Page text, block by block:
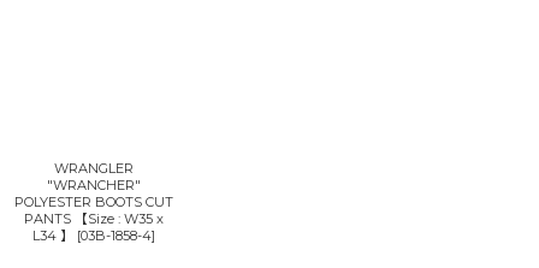
WRANGLER
"WRANCHER"
POLYESTER BOOTS CUT
PANTS 【Size : W35 x
L34 】 [03B-1858-4]